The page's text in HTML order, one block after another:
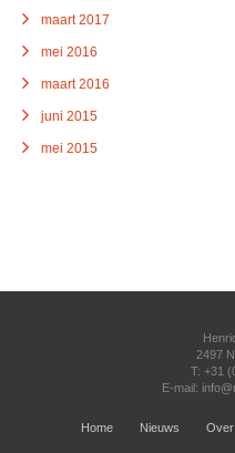
maart 2017
mei 2016
maart 2016
juni 2015
mei 2015
2497
T: +31
E-mail:
Home Nieuws Over